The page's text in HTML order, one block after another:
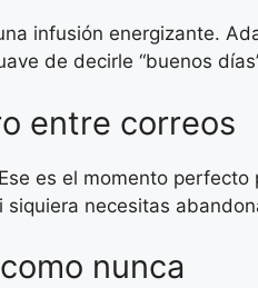
infusión energizante.
de decirle “buenos
entre correos
es el momento
siquiera necesitas
nunca